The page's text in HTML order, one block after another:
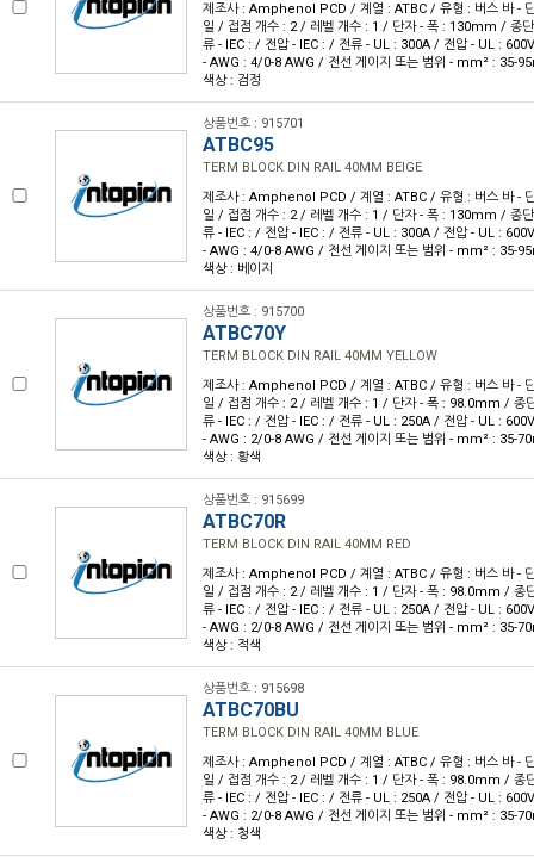
제조사 : Amphenol PCD / 계열 : ATBC / 유형 : 버스 바 -
일 / 접점 개수 : 2 / 레벨 개수 : 1 / 단자 - 폭 : 130mm / 종
류 - IEC : / 전압 - IEC : / 전류 - UL : 300A / 전압 - UL :
- AWG : 4/0-8 AWG / 전선 게이지 또는 범위 - mm² : 35-
색상 : 검정
상품번호 : 915701
ATBC95
TERM BLOCK DIN RAIL 40MM BEIGE
제조사 : Amphenol PCD / 계열 : ATBC / 유형 : 버스 바 -
일 / 접점 개수 : 2 / 레벨 개수 : 1 / 단자 - 폭 : 130mm / 종
류 - IEC : / 전압 - IEC : / 전류 - UL : 300A / 전압 - UL :
- AWG : 4/0-8 AWG / 전선 게이지 또는 범위 - mm² : 35-
색상 : 베이지
상품번호 : 915700
ATBC70Y
TERM BLOCK DIN RAIL 40MM YELLOW
제조사 : Amphenol PCD / 계열 : ATBC / 유형 : 버스 바 -
일 / 접점 개수 : 2 / 레벨 개수 : 1 / 단자 - 폭 : 98.0mm / 종
류 - IEC : / 전압 - IEC : / 전류 - UL : 250A / 전압 - UL :
- AWG : 2/0-8 AWG / 전선 게이지 또는 범위 - mm² : 35-
색상 : 황색
상품번호 : 915699
ATBC70R
TERM BLOCK DIN RAIL 40MM RED
제조사 : Amphenol PCD / 계열 : ATBC / 유형 : 버스 바 -
일 / 접점 개수 : 2 / 레벨 개수 : 1 / 단자 - 폭 : 98.0mm / 종
류 - IEC : / 전압 - IEC : / 전류 - UL : 250A / 전압 - UL :
- AWG : 2/0-8 AWG / 전선 게이지 또는 범위 - mm² : 35-
색상 : 적색
상품번호 : 915698
ATBC70BU
TERM BLOCK DIN RAIL 40MM BLUE
제조사 : Amphenol PCD / 계열 : ATBC / 유형 : 버스 바 -
일 / 접점 개수 : 2 / 레벨 개수 : 1 / 단자 - 폭 : 98.0mm / 종
류 - IEC : / 전압 - IEC : / 전류 - UL : 250A / 전압 - UL :
- AWG : 2/0-8 AWG / 전선 게이지 또는 범위 - mm² : 35-
색상 : 청색